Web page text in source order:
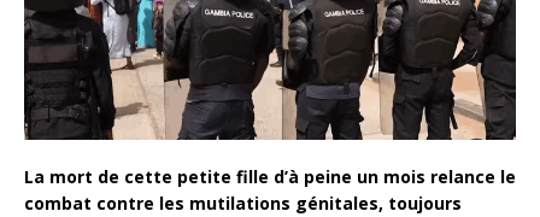
La mort de cette petite fille d’à peine un mois relance le
combat contre les mutilations génitales, toujours